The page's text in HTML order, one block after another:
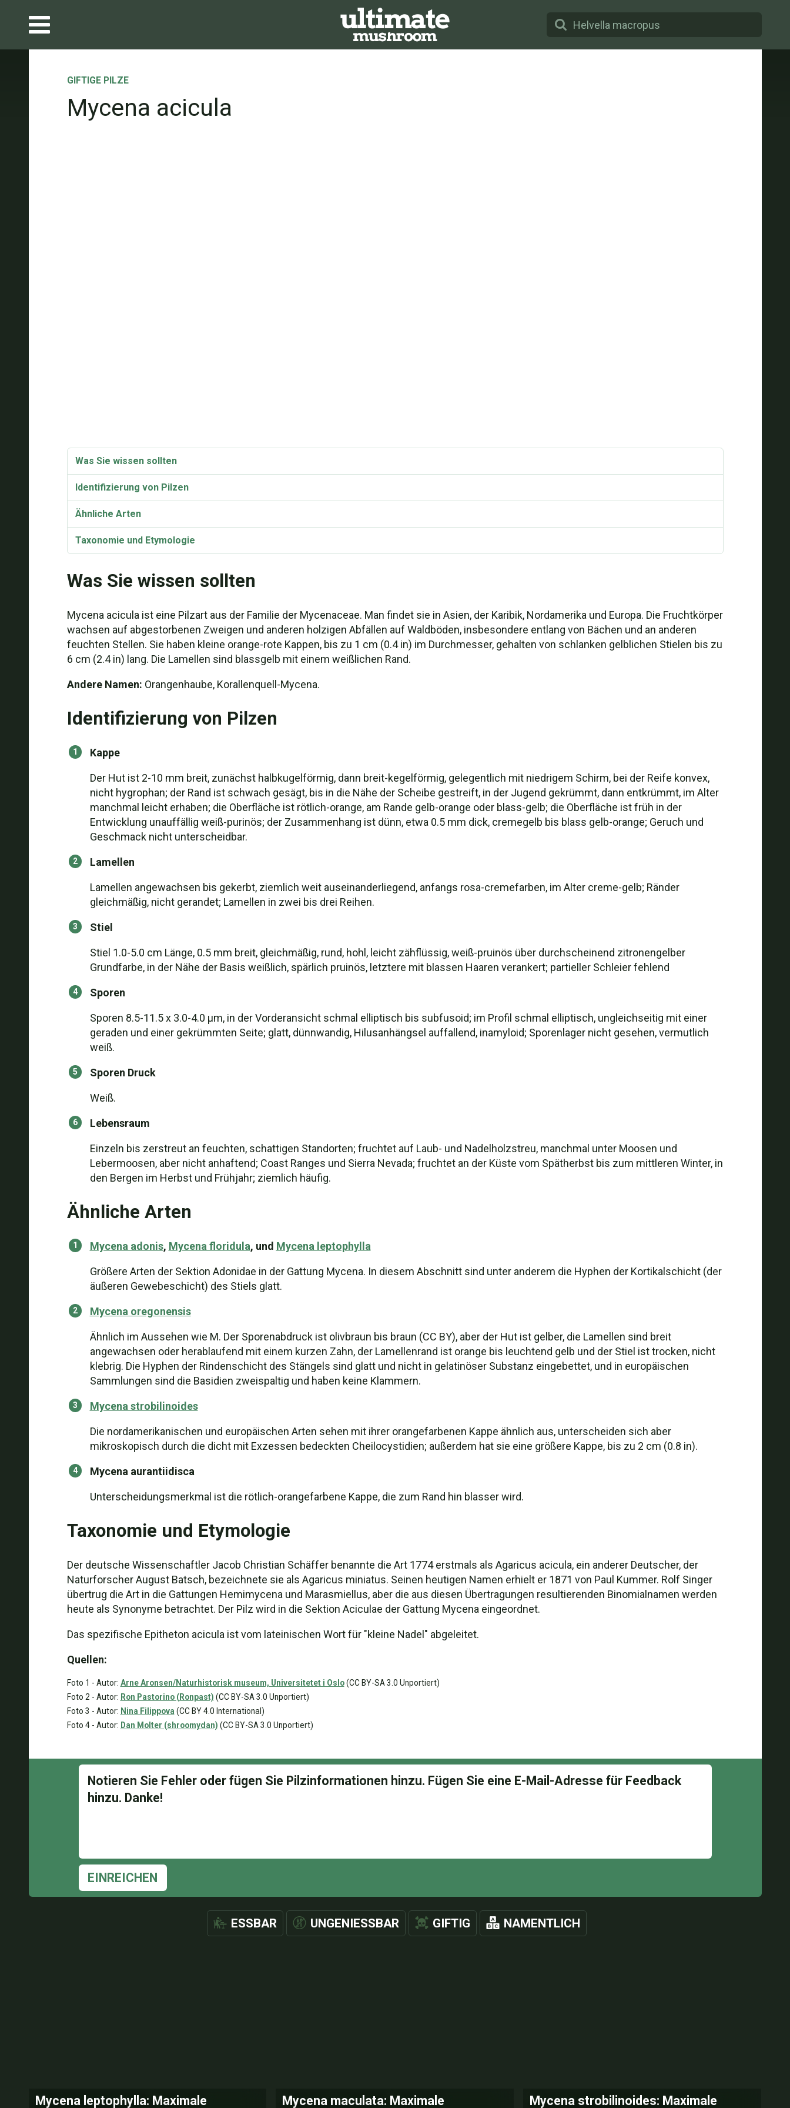
GIFTIGE PILZE
Mycena acicula
Was Sie wissen sollten
Identifizierung von Pilzen
Ähnliche Arten
Taxonomie und Etymologie
Was Sie wissen sollten
Mycena acicula ist eine Pilzart aus der Familie der Mycenaceae. Man findet sie in Asien, der Karibik, Nordamerika und Europa. Die Fruchtkörper
wachsen auf abgestorbenen Zweigen und anderen holzigen Abfällen auf Waldböden, insbesondere entlang von Bächen und an anderen
feuchten Stellen. Sie haben kleine orange-rote Kappen, bis zu 1 cm (0.4 in) im Durchmesser, gehalten von schlanken gelblichen Stielen bis zu
6 cm (2.4 in) lang. Die Lamellen sind blassgelb mit einem weißlichen Rand.
Andere Namen: Orangenhaube, Korallenquell-Mycena.
Identifizierung von Pilzen
Kappe
Der Hut ist 2-10 mm breit, zunächst halbkugelförmig, dann breit-kegelförmig, gelegentlich mit niedrigem Schirm, bei der Reife konvex,
nicht hygrophan; der Rand ist schwach gesägt, bis in die Nähe der Scheibe gestreift, in der Jugend gekrümmt, dann entkrümmt, im Alter
manchmal leicht erhaben; die Oberfläche ist rötlich-orange, am Rande gelb-orange oder blass-gelb; die Oberfläche ist früh in der
Entwicklung unauffällig weiß-purinös; der Zusammenhang ist dünn, etwa 0.5 mm dick, cremegelb bis blass gelb-orange; Geruch und
Geschmack nicht unterscheidbar.
Lamellen
Lamellen angewachsen bis gekerbt, ziemlich weit auseinanderliegend, anfangs rosa-cremefarben, im Alter creme-gelb; Ränder
gleichmäßig, nicht gerandet; Lamellen in zwei bis drei Reihen.
Stiel
Stiel 1.0-5.0 cm Länge, 0.5 mm breit, gleichmäßig, rund, hohl, leicht zähflüssig, weiß-pruinös über durchscheinend zitronengelber
Grundfarbe, in der Nähe der Basis weißlich, spärlich pruinös, letztere mit blassen Haaren verankert; partieller Schleier fehlend
Sporen
Sporen 8.5-11.5 x 3.0-4.0 µm, in der Vorderansicht schmal elliptisch bis subfusoid; im Profil schmal elliptisch, ungleichseitig mit einer
geraden und einer gekrümmten Seite; glatt, dünnwandig, Hilusanhängsel auffallend, inamyloid; Sporenlager nicht gesehen, vermutlich
weiß.
Sporen Druck
Weiß.
Lebensraum
Einzeln bis zerstreut an feuchten, schattigen Standorten; fruchtet auf Laub- und Nadelholzstreu, manchmal unter Moosen und
Lebermoosen, aber nicht anhaftend; Coast Ranges und Sierra Nevada; fruchtet an der Küste vom Spätherbst bis zum mittleren Winter, in
den Bergen im Herbst und Frühjahr; ziemlich häufig.
Ähnliche Arten
Mycena adonis, Mycena floridula, und Mycena leptophylla
Größere Arten der Sektion Adonidae in der Gattung Mycena. In diesem Abschnitt sind unter anderem die Hyphen der Kortikalschicht (der
äußeren Gewebeschicht) des Stiels glatt.
Mycena oregonensis
Ähnlich im Aussehen wie M. Der Sporenabdruck ist olivbraun bis braun (CC BY), aber der Hut ist gelber, die Lamellen sind breit
angewachsen oder herablaufend mit einem kurzen Zahn, der Lamellenrand ist orange bis leuchtend gelb und der Stiel ist trocken, nicht
klebrig. Die Hyphen der Rindenschicht des Stängels sind glatt und nicht in gelatinöser Substanz eingebettet, und in europäischen
Sammlungen sind die Basidien zweispaltig und haben keine Klammern.
Mycena strobilinoides
Die nordamerikanischen und europäischen Arten sehen mit ihrer orangefarbenen Kappe ähnlich aus, unterscheiden sich aber
mikroskopisch durch die dicht mit Exzessen bedeckten Cheilocystidien; außerdem hat sie eine größere Kappe, bis zu 2 cm (0.8 in).
Mycena aurantiidisca
Unterscheidungsmerkmal ist die rötlich-orangefarbene Kappe, die zum Rand hin blasser wird.
Taxonomie und Etymologie
Der deutsche Wissenschaftler Jacob Christian Schäffer benannte die Art 1774 erstmals als Agaricus acicula, ein anderer Deutscher, der
Naturforscher August Batsch, bezeichnete sie als Agaricus miniatus. Seinen heutigen Namen erhielt er 1871 von Paul Kummer. Rolf Singer
übertrug die Art in die Gattungen Hemimycena und Marasmiellus, aber die aus diesen Übertragungen resultierenden Binomialnamen werden
heute als Synonyme betrachtet. Der Pilz wird in die Sektion Aciculae der Gattung Mycena eingeordnet.
Das spezifische Epitheton acicula ist vom lateinischen Wort für "kleine Nadel" abgeleitet.
Quellen:
Foto 1 - Autor: Arne Aronsen/Naturhistorisk museum, Universitetet i Oslo(CC BY-SA 3.0 Unportiert)
Foto 2 - Autor: Ron Pastorino (Ronpast) (CC BY-SA 3.0 Unportiert)
Foto 3 - Autor: Nina Filippova (CC BY 4.0 International)
Foto 4 - Autor: Dan Molter (shroomydan) (CC BY-SA 3.0 Unportiert)
EINREICHEN
ESSBAR UNGENIESSBAR GIFTIG NAMENTLICH
Mycena leptophylla: Maximale Mycena maculata: Maximale Mycena strobilinoides: Maximale